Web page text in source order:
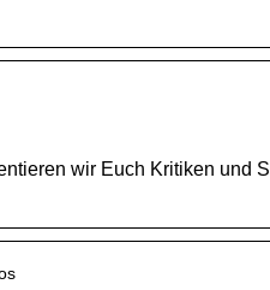
wir Euch Kritiken und